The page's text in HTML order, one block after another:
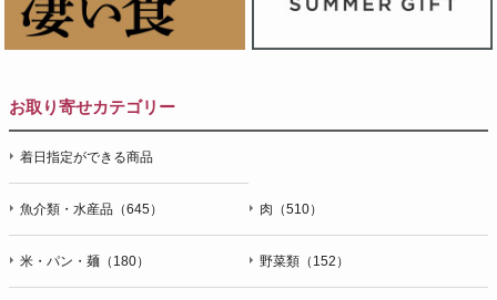
お取り寄せカテゴリー
着日指定ができる商品
魚介類・水産品（645） 肉（510）
米・パン・麺（180） 野菜類（152）